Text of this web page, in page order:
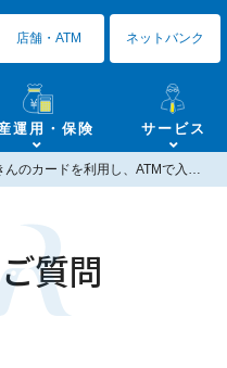
運用・保険 サービス
店舗・ATM ネットバンク
ろうきんのカードを利用し、ATMで入金する場合は、手数料がかかりますか？
質問